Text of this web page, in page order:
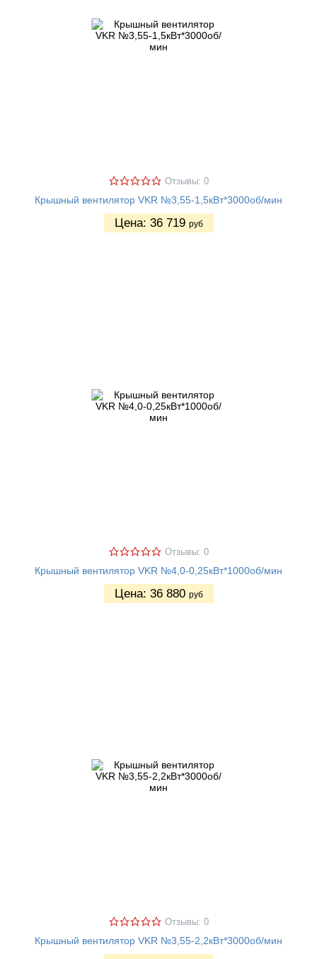
Отзывы: 0
Крышный вентилятор VKR №3,55-1,5кВт*3000об/мин
Цена: 36 719 руб
Отзывы: 0
Крышный вентилятор VKR №4,0-0,25кВт*1000об/мин
Цена: 36 880 руб
Отзывы: 0
Крышный вентилятор VKR №3,55-2,2кВт*3000об/мин